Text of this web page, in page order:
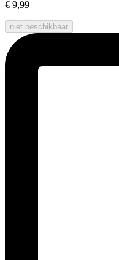
€ 9,99
niet beschikbaar